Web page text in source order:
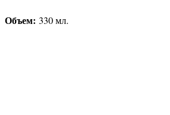
Объем: 330 мл.